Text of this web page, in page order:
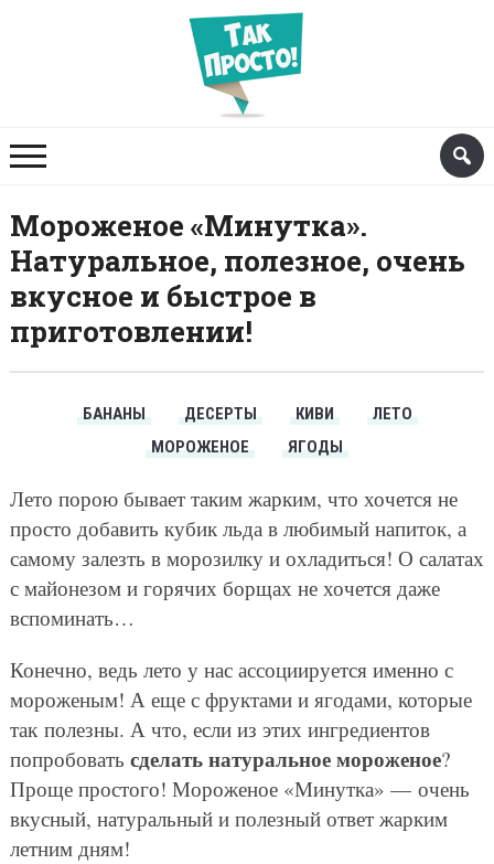
Мороженое «Минутка».
Натуральное, полезное, очень
вкусное и быстрое в
приготовлении!
БАНАНЫ ДЕСЕРТЫ КИВИ
ЛЕТО
МОРОЖЕНОЕ
ЯГОДЫ
Лето порою бывает таким жарким, что хочется не
просто добавить кубик льда в любимый напиток, а
самому залезть в морозилку и охладиться! О салатах
с майонезом и горячих борщах не хочется даже
вспоминать…
Конечно, ведь лето у нас ассоциируется именно с
мороженым! А еще с фруктами и ягодами, которые
так полезны. А что, если из этих ингредиентов
попробовать сделать натуральное мороженое?
Проще простого! Мороженое «Минутка» — очень
вкусный, натуральный и полезный ответ жарким
летним дням!